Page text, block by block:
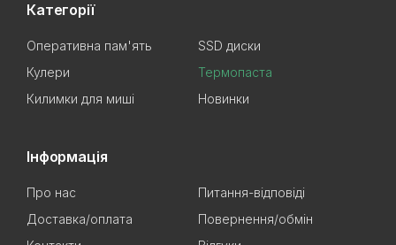
Категорії
Оперативна пам'ять
SSD диски
Кулери
Термопаста
Килимки для миші
Новинки
Інформація
Про нас
Питання-відповіді
Доставка/оплата
Повернення/обмін